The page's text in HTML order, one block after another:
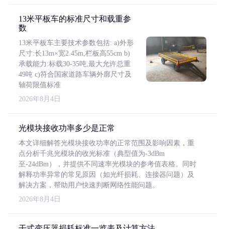
13米平板车的标准尺寸和载重参
数
13米平板车主要技术参数包括: a)外形
尺寸:长13m×宽2.45m,栏板高55cm b)
承载能力:标载30-35吨,最大允许总重
49吨 c)符合国家道路车辆外廓尺寸及
轴荷限值标准
2026年8月4日
光模块接收功率多少是正常
本文详细解答光模块接收功率的正常范围及影响因素，重
点分析千兆光模块的收光标准（典型值为-3dBm
至-24dBm），并提供不同速率光模块的参考值表格。同时
解释功率异常的常见原因（如光纤损耗、连接器问题）及
解决方案，帮助用户快速判断网络性能问题。
2026年8月4日